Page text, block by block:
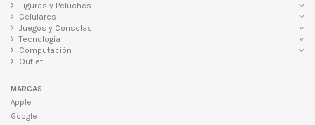
Figuras y Peluches
Celulares
Juegos y Consolas
Tecnología
Computación
Outlet
MARCAS
Apple
Google